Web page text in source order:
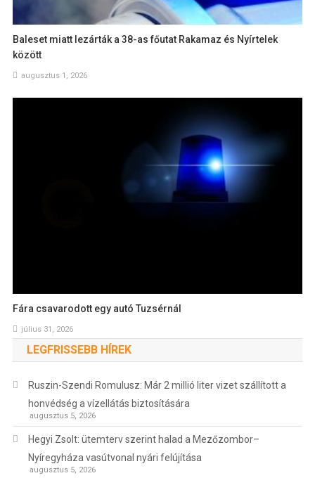
Baleset miatt lezárták a 38-as főutat Rakamaz és Nyírtelek
között
augusztus 1, 2026
Fára csavarodott egy autó Tuzsérnál
július 31, 2026
LEGFRISSEBB HÍREK
Ruszin-Szendi Romulusz: Már 2 millió liter vizet szállított a
honvédség a vízellátás biztosítására
augusztus 5, 2026
Hegyi Zsolt: ütemterv szerint halad a Mezőzombor–
Nyíregyháza vasútvonal nyári felújítása
augusztus 5, 2026